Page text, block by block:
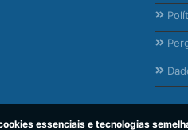
essenciais e tecnologias